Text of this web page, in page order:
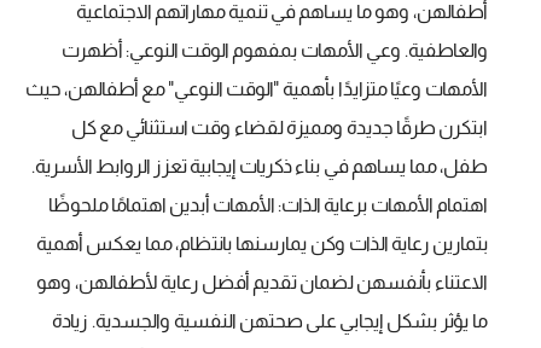
أطفالهن، وهو ما يساهم في تنمية مهاراتهم الاجتماعية
والعاطفية. وعي الأمهات بمفهوم الوقت النوعي: أظهرت
الأمهات وعيًا متزايدًا بأهمية "الوقت النوعي" مع أطفالهن، حيث
ابتكرن طرقًا جديدة ومميزة لقضاء وقت استثنائي مع كل
طفل، مما يساهم في بناء ذكريات إيجابية تعزز الروابط الأسرية.
اهتمام الأمهات برعاية الذات: الأمهات أبدين اهتمامًا ملحوظًا
بتمارين رعاية الذات وكن يمارسنها بانتظام، مما يعكس أهمية
الاعتناء بأنفسهن لضمان تقديم أفضل رعاية لأطفالهن، وهو
ما يؤثر بشكل إيجابي على صحتهن النفسية والجسدية. زيادة